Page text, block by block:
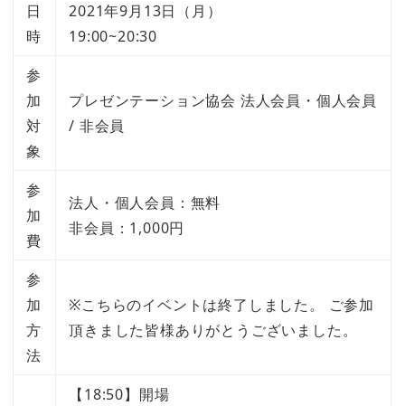
日
時
2021年9月13日（月）
19:00~20:30
参
加
対
象
プレゼンテーション協会 法人会員・個人会員
/ 非会員
参
加
費
法人・個人会員：無料
非会員：1,000円
参
加
方
法
※こちらのイベントは終了しました。 ご参加
頂きました皆様ありがとうございました。
【18:50】開場